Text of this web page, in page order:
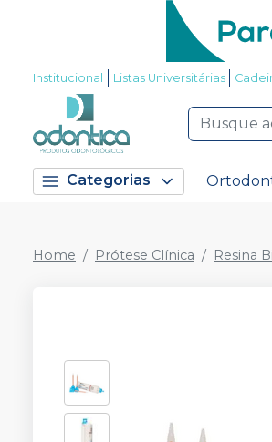
Institucional Listas Universitárias
Categorias
Home Prótese Clínica Resina